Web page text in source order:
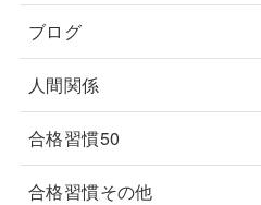
ブログ
人間関係
合格習慣50
合格習慣その他